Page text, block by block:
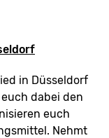
in Düsseldorf
dabei den
euch
Nehmt